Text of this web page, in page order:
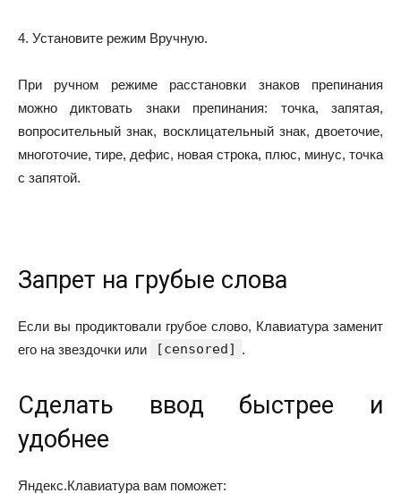
4. Установите режим Вручную.
При ручном режиме расстановки знаков препинания
можно диктовать знаки препинания: точка, запятая,
вопросительный знак, восклицательный знак, двоеточие,
многоточие, тире, дефис, новая строка, плюс, минус, точка
с запятой.
Запрет на грубые слова
Если вы продиктовали грубое слово, Клавиатура заменит
его на звездочки или
[censored] .
Сделать ввод быстрее и
удобнее
Яндекс.Клавиатура вам поможет: